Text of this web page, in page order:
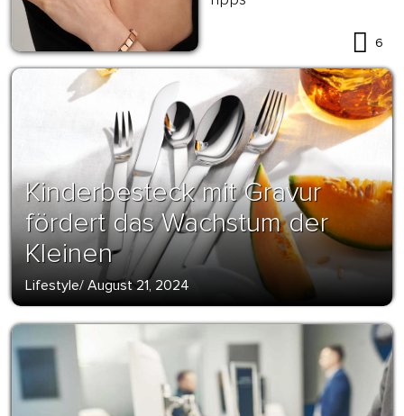
6
Kinderbesteck mit Gravur
fördert das Wachstum der
Kleinen
Lifestyle/ August 21, 2024